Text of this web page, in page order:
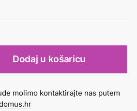
Dodaj u košaricu
molimo kontaktirajte nas putem